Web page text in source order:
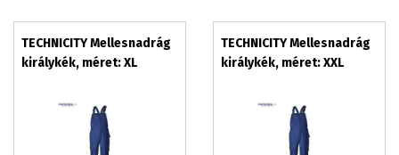
TECHNICITY Mellesnadrág
királykék, méret: XL
TECHNICITY Mellesnadrág
királykék, méret: XXL